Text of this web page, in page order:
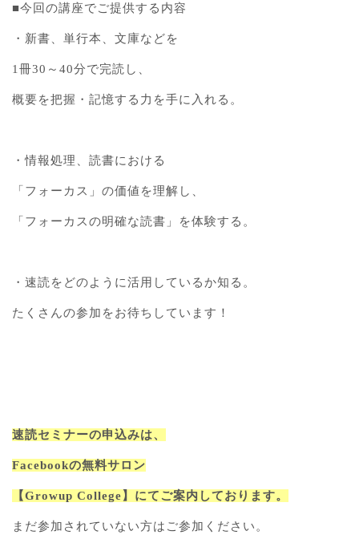
■今回の講座でご提供する内容
・新書、単行本、文庫などを
1冊30～40分で完読し、
概要を把握・記憶する力を手に入れる。
・情報処理、読書における
「フォーカス」の価値を理解し、
「フォーカスの明確な読書」を体験する。
・速読をどのように活用しているか知る。
たくさんの参加をお待ちしています！
速読セミナーの申込みは、
Facebookの無料サロン
【Growup College】にてご案内しております。
まだ参加されていない方はご参加ください。